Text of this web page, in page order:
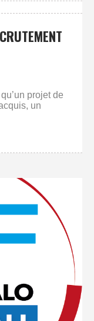
projet de
un